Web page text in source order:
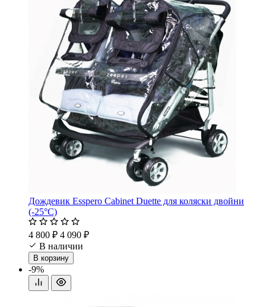
Дождевик Esspero Cabinet Duette для коляски двойни
(-25°С)
4 800 ₽ 4 090 ₽
В наличии
В корзину
-9%